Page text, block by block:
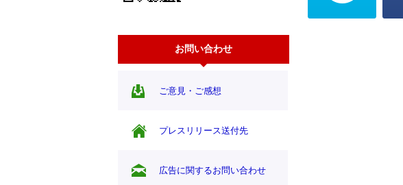
お問い合わせ
ご意見・ご感想
プレスリリース送付先
広告に関するお問い合わせ